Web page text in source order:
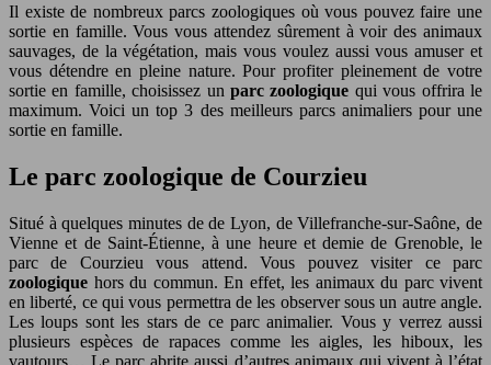
Il existe de nombreux parcs zoologiques où vous pouvez faire une
sortie en famille. Vous vous attendez sûrement à voir des animaux
sauvages, de la végétation, mais vous voulez aussi vous amuser et
vous détendre en pleine nature. Pour profiter pleinement de votre
sortie en famille, choisissez un parc zoologique qui vous offrira le
maximum. Voici un top 3 des meilleurs parcs animaliers pour une
sortie en famille.
Le parc zoologique de Courzieu
Situé à quelques minutes de de Lyon, de Villefranche-sur-Saône, de
Vienne et de Saint-Étienne, à une heure et demie de Grenoble, le
parc de Courzieu vous attend. Vous pouvez visiter ce parc
zoologique hors du commun. En effet, les animaux du parc vivent
en liberté, ce qui vous permettra de les observer sous un autre angle.
Les loups sont les stars de ce parc animalier. Vous y verrez aussi
plusieurs espèces de rapaces comme les aigles, les hiboux, les
vautours… Le parc abrite aussi d’autres animaux qui vivent à l’état